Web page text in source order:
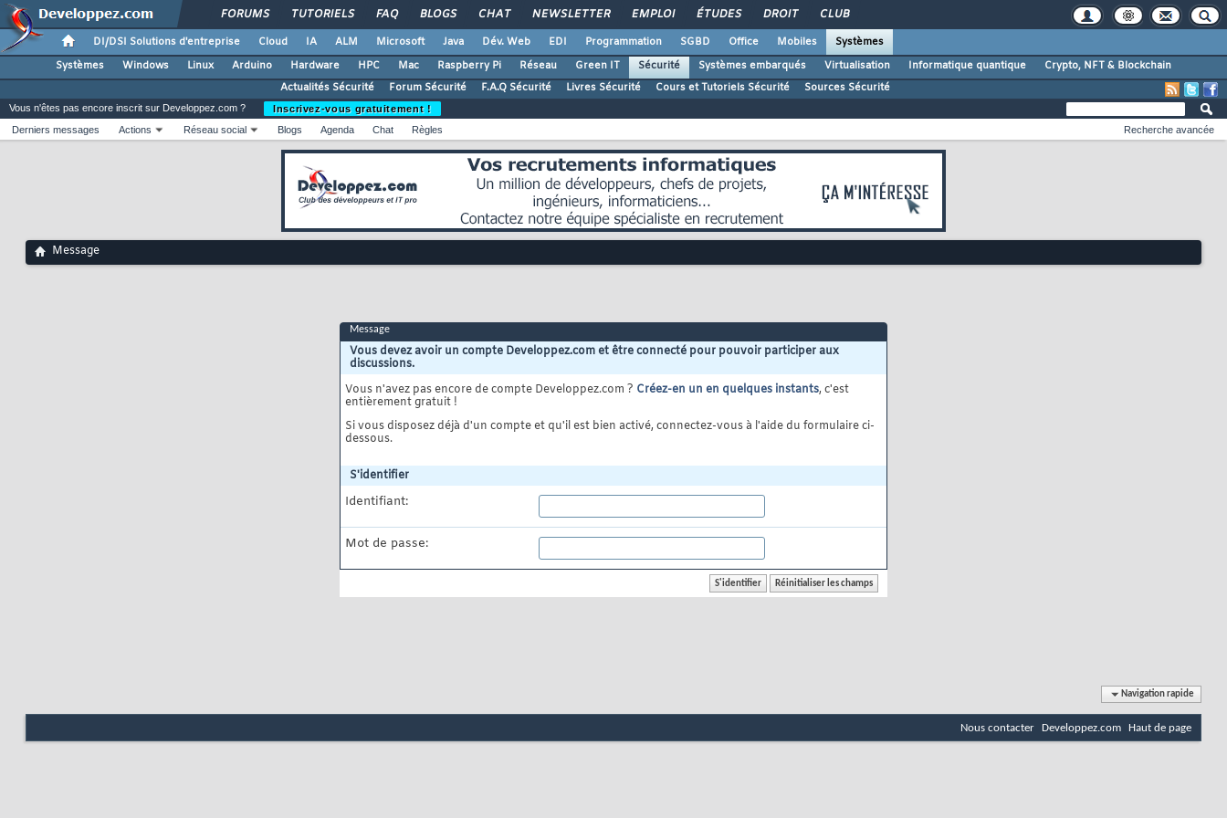
FORUMS TUTORIELS FAQ BLOGS CHAT NEWSLETTER EMPLOI ÉTUDES DROIT CLUB
DI/DSI Solutions d'entreprise Cloud IA ALM Microsoft Java Dév. Web EDI Programmation SGBD Office Mobiles
Systèmes
Systèmes
Windows Linux Arduino Hardware HPC Mac Raspberry Pi Réseau Green IT Sécurité Systèmes embarqués Virtualisation Informatique quantique
Crypto, NFT & Blockchain
Actualités Sécurité
Forum Sécurité F.A.Q Sécurité Livres Sécurité Cours et Tutoriels Sécurité Sources Sécurité
Vous n'êtes pas encore inscrit sur Developpez.com ?
Inscrivez-vous gratuitement !
Derniers messages
Actions Réseau social Blogs Agenda Chat Règles Recherche avancée
Message
Message
Vous devez avoir un compte Developpez.com et être connecté pour pouvoir participer aux
discussions.
Vous n'avez pas encore de compte Developpez.com ? Créez-en un en quelques instants, c'est
entièrement gratuit !
Si vous disposez déjà d'un compte et qu'il est bien activé, connectez-vous à l'aide du formulaire ci-
dessous.
S'identifier
Identifiant:
Mot de passe:
Navigation rapide
Nous contacter Developpez.com Haut de page